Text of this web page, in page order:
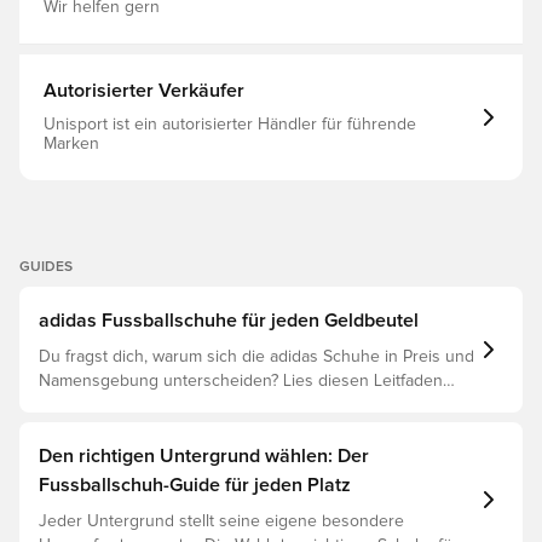
Kragen für überragenden Komfort, Stabilität, Verriegelung
ikonische Predator-Element, die gefaltete Zunge, wird
verwendet, um eine glatte, markante Oberfläche zu
erzeugen. Fortschrittliche Außensohle für optimale
Wir helfen gern
Autorisierter Verkäufer
Unisport ist ein autorisierter Händler für führende
Marken
GUIDES
adidas Fussballschuhe für jeden Geldbeutel
Du fragst dich, warum sich die adidas Schuhe in Preis und
Namensgebung unterscheiden? Lies diesen Leitfaden
Den richtigen Untergrund wählen: Der
Fussballschuh-Guide für jeden Platz
Jeder Untergrund stellt seine eigene besondere